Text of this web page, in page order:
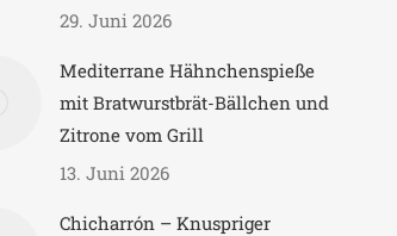
29. Juni 2026
Mediterrane Hähnchenspieße
mit Bratwurstbrät-Bällchen und
Zitrone vom Grill
13. Juni 2026
Chicharrón – Knuspriger